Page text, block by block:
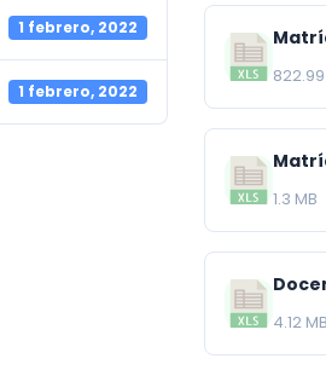
1 febrero, 2022
1 febrero, 2022
822.99
1.3 MB
4.12 MB